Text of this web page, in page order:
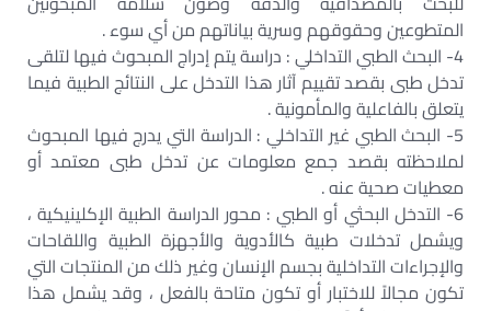
المتطوعين وحقوقهم وسرية بياناتهم من أي سوء .
4- البحث الطبي التداخلي : دراسة يتم إدراج المبحوث فيها لتلقى
تدخل طبى بقصد تقييم آثار هذا التدخل على النتائج الطبية فيما
يتعلق بالفاعلية والمأمونية .
5- البحث الطبي غير التداخلي : الدراسة التي يدرج فيها المبحوث
لملاحظته بقصد جمع معلومات عن تدخل طبى معتمد أو
معطيات صحية عنه .
6- التدخل البحثي أو الطبي : محور الدراسة الطبية الإكلينيكية ،
ويشمل تدخلات طبية كالأدوية والأجهزة الطبية واللقاحات
والإجراءات التداخلية بجسم الإنسان وغير ذلك من المنتجات التي
تكون مجالاً للاختبار أو تكون متاحة بالفعل ، وقد يشمل هذا